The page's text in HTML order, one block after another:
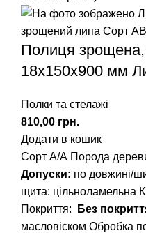
Полиця
18х150х900 мм
Полки та стелажі
грн.
Додати в кошик
Сорт А/А Порода
Допуски: по довжині/
щита: цільноламельна
Покриття:
Без
масловіском Обробка